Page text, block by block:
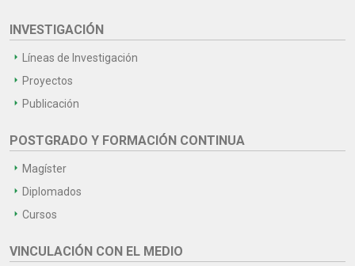
INVESTIGACIÓN
Líneas de Investigación
Proyectos
Publicación
POSTGRADO Y FORMACIÓN CONTINUA
Magíster
Diplomados
Cursos
VINCULACIÓN CON EL MEDIO